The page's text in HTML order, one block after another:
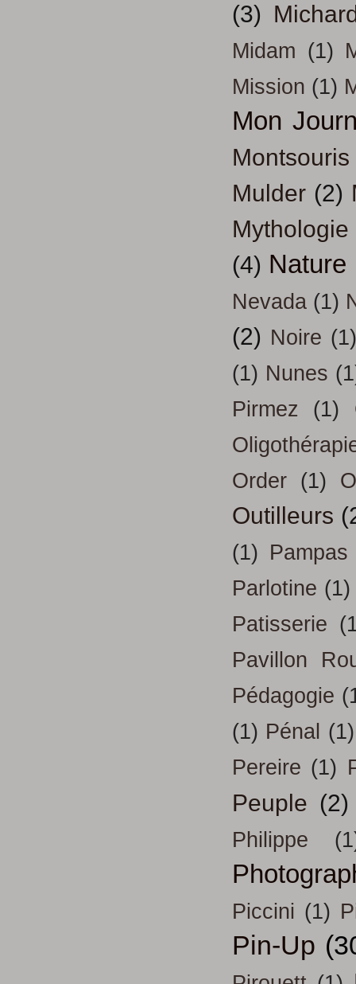
(3)
Midam (1)
Mission (1)
Mon
Montsouris
Mulder (2)
Mythologie
(4) Nature
Nevada (1)
(2) Noire
(1) Nunes
Pirmez
(1)
Order (1)
Outilleurs
(1) Pampas
Parlotine (1)
Patisserie
Pavillon
Pédagogie
(1) Pénal (1)
Pereire (1)
Peuple (2)
Philippe
Piccini (1)
Pin-Up